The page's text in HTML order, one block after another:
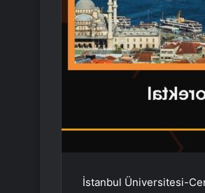
İstanbul Üniversitesi-